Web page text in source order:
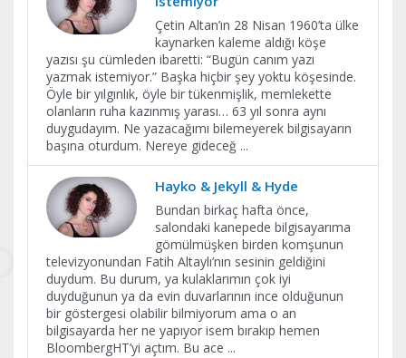
Çetin Altan’ın 28 Nisan 1960’ta ülke
kaynarken kaleme aldığı köşe
yazısı şu cümleden ibaretti: “Bugün canım yazı
yazmak istemiyor.” Başka hiçbir şey yoktu köşesinde.
Öyle bir yılgınlık, öyle bir tükenmişlik, memlekette
olanların ruha kazınmış yarası… 63 yıl sonra aynı
duygudayım. Ne yazacağımı bilemeyerek bilgisayarın
başına oturdum. Nereye gideceğ ...
Hayko & Jekyll & Hyde
Bundan birkaç hafta önce,
salondaki kanepede bilgisayarıma
gömülmüşken birden komşunun
televizyonundan Fatih Altaylı’nın sesinin geldiğini
duydum. Bu durum, ya kulaklarımın çok iyi
duyduğunun ya da evin duvarlarının ince olduğunun
bir göstergesi olabilir bilmiyorum ama o an
bilgisayarda her ne yapıyor isem bırakıp hemen
BloombergHT’yi açtım. Bu ace ...